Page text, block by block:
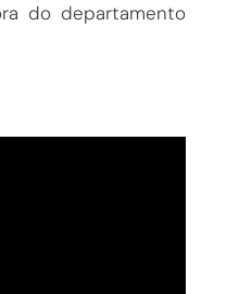
do departamento